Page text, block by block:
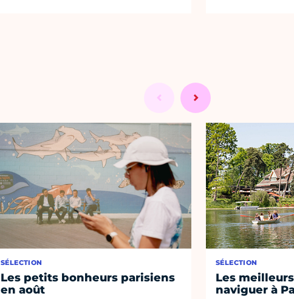
SÉLECTION
Les petits bonheurs parisiens
en août
SÉLECTION
Les
naviguer à